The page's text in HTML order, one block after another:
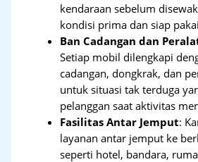
kendaraan sebelum
kondisi prima dan siap
Ban Cadangan dan
Setiap mobil dilengkapi
cadangan, dongkrak, dan
untuk situasi tak terduga
pelanggan saat aktivitas
Fasilitas Antar Jemput:
layanan antar jemput ke
seperti hotel, bandara,